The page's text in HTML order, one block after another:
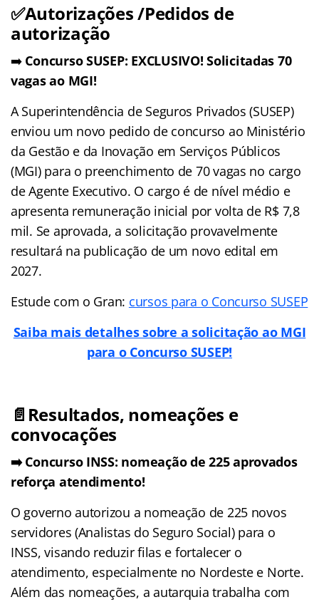
✅Autorizações /Pedidos de
autorização
➡️ Concurso SUSEP: EXCLUSIVO! Solicitadas 70
vagas ao MGI!
A Superintendência de Seguros Privados (SUSEP)
enviou um novo pedido de concurso ao Ministério
da Gestão e da Inovação em Serviços Públicos
(MGI) para o preenchimento de 70 vagas no cargo
de Agente Executivo. O cargo é de nível médio e
apresenta remuneração inicial por volta de R$ 7,8
mil. Se aprovada, a solicitação provavelmente
resultará na publicação de um novo edital em
2027.
Estude com o Gran: cursos para o Concurso SUSEP
Saiba mais detalhes sobre a solicitação ao MGI
para o Concurso SUSEP!
📄Resultados, nomeações e
convocações
➡️ Concurso INSS: nomeação de 225 aprovados
reforça atendimento!
O governo autorizou a nomeação de 225 novos
servidores (Analistas do Seguro Social) para o
INSS, visando reduzir filas e fortalecer o
atendimento, especialmente no Nordeste e Norte.
Além das nomeações, a autarquia trabalha com